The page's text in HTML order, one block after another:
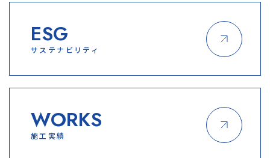
ESG
サステナビリティ
WORKS
施工実績